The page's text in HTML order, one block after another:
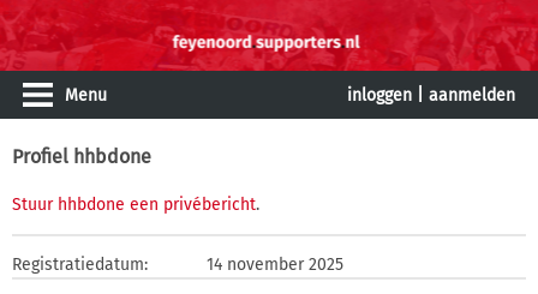
Menu inloggen aanmelden
Profiel hhbdone
Stuur hhbdone een privébericht.
Registratiedatum: 14 november 2025